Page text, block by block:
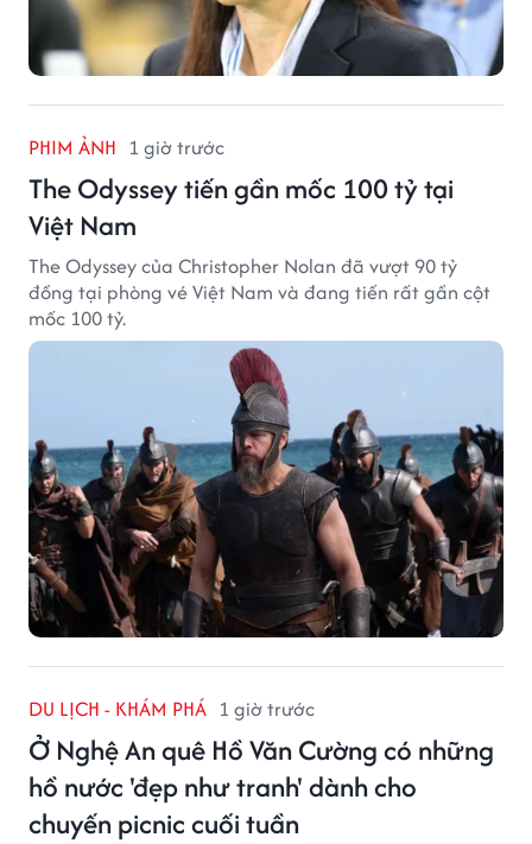
PHIM ẢNH 1 giờ trước
The Odyssey tiến gần mốc 100 tỷ tại
Việt Nam
The Odyssey của Christopher Nolan đã vượt 90 tỷ
đồng tại phòng vé Việt Nam và đang tiến rất gần cột
mốc 100 tỷ.
DU LỊCH - KHÁM PHÁ 1 giờ trước
Ở Nghệ An quê Hồ Văn Cường có những
hồ nước 'đẹp như tranh' dành cho
chuyến picnic cuối tuần